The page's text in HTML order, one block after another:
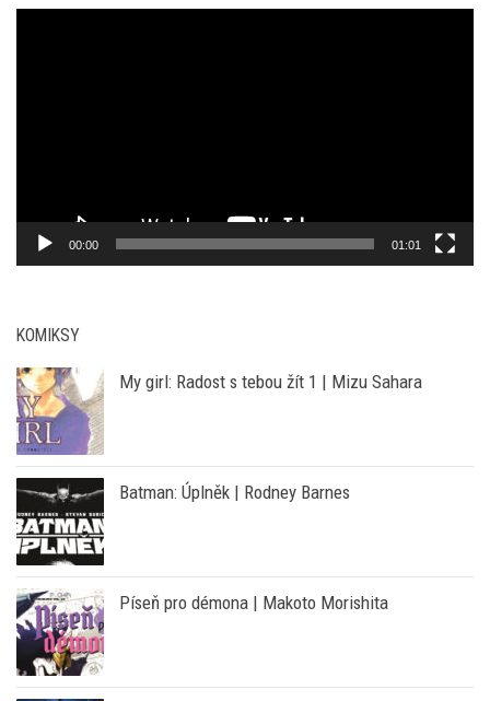
00:00 01:01
KOMIKSY
My girl: Radost s tebou žít 1 | Mizu Sahara
Batman: Úplněk | Rodney Barnes
Píseň pro démona | Makoto Morishita